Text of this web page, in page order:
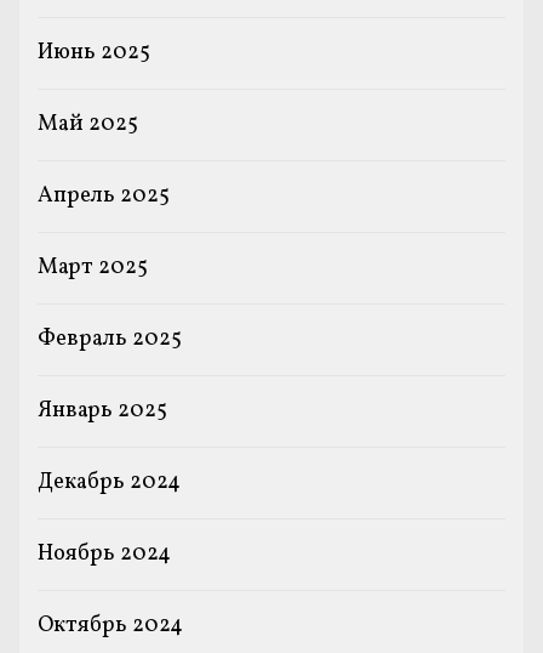
Июнь 2025
Май 2025
Апрель 2025
Март 2025
Февраль 2025
Январь 2025
Декабрь 2024
Ноябрь 2024
Октябрь 2024